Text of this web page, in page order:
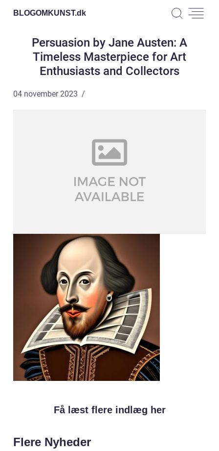
BLOGOMKUNST.dk
Persuasion by Jane Austen: A
Timeless Masterpiece for Art
Enthusiasts and Collectors
04 november 2023
Få læst flere indlæg her
Flere Nyheder